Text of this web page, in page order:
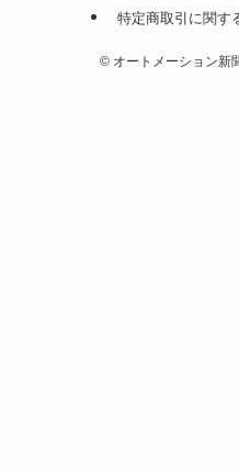
特定商取引に関す
©オートメーション新